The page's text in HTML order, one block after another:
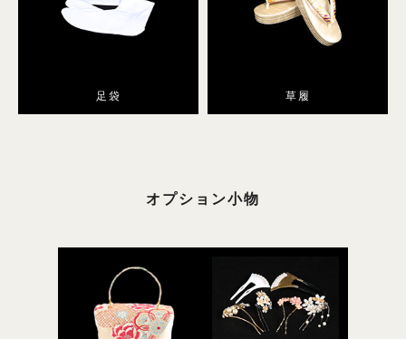
足袋 草履
オプション小物